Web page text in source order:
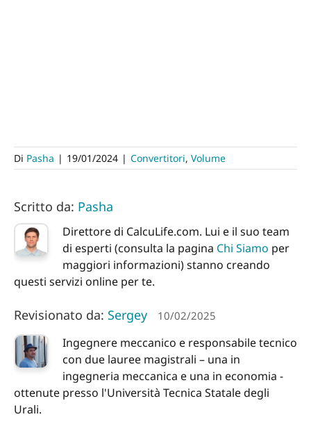
Di Pasha | 19/01/2024 | Convertitori, Volume
Scritto da: Pasha
Direttore di CalcuLife.com. Lui e il suo team
di esperti (consulta la pagina Chi Siamo per
maggiori informazioni) stanno creando
questi servizi online per te.
Revisionato da: Sergey 10/02/2025
Ingegnere meccanico e responsabile tecnico
con due lauree magistrali – una in
ingegneria meccanica e una in economia -
ottenute presso l'Università Tecnica Statale degli
Urali.